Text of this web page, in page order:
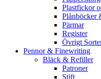
Plastfickor
Plånböcker
Pärmar
Register
Övrigt
Pennor & Finewriting
Bläck & Refiller
Patroner
Stift